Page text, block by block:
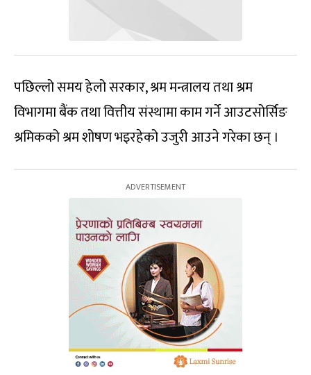
पछिल्लो समय हेलो सरकार, श्रम मन्त्रालय तथा श्रम
विभागमा बैंक तथा वित्तीय संस्थामा काम गर्ने आउटसोर्सिङ
श्रमिकको श्रम शोषण भइरहेको उजुरी आउने गरेका छन् ।